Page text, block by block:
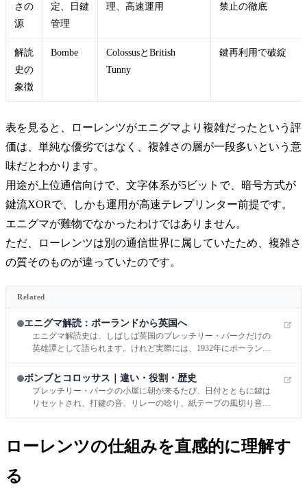
さの
源
定、日鍵
管理
理、高速運用
禁止の徹底
解読
史の
象徴
Bombe
ColossusとBritish
Tunny
鍵再利用で破綻
表を見ると、ローレンツがエニグマより複雑だったという評
価は、単純な優劣ではなく、複雑さの層が一段多いという意
味だとわかります。
用途が上位通信向けで、文字体系が5ビットで、暗号方式が
鍵流XORで、しかも運用が高速テレプリンター前提です。
エニグマが難物でなかったわけではありません。
ただ、ローレンツは別の通信世界に属していたため、複雑さ
の質そのものが違っていたのです。
Related
エニグマ解読：ポーランドから英国へ
エニグマ解読史は、しばしば英国のブレッチリー・パークだけの
英雄譚として語られます。けれど実際には、1932年にポーランド
暗号局が開いた数学的突破口があり、1939年7月のワルシャワ近
郊では複製機やZygalski sheetsが机上に並び、その知見が英仏へ手
渡されていました。
ボンブとコロッサス｜違い・役割・歴史
ブレッチリー・パークの小屋に朝が来るたび、日付とともに鍵は
リセットされ、打鍵の音、リレーの唸り、紙テープの風切り音が
せわしなく重なりました。そこでまず混同をほどいておくと、ボ
ローレンツの仕組みを直感的に理解す
る